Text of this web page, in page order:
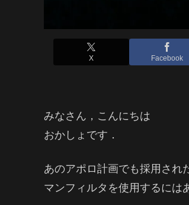
X Facebook
みなさん，こんにちは
おかしょです．
あのアポロ計画でも採用され
マンフィルタを使用するには